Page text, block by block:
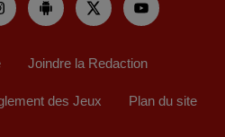
Joindre la Redaction
des Jeux Plan du site